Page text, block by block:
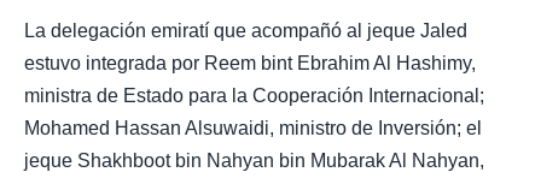
La delegación emiratí que acompañó al jeque Jaled
estuvo integrada por Reem bint Ebrahim Al Hashimy,
ministra de Estado para la Cooperación Internacional;
Mohamed Hassan Alsuwaidi, ministro de Inversión; el
jeque Shakhboot bin Nahyan bin Mubarak Al Nahyan,